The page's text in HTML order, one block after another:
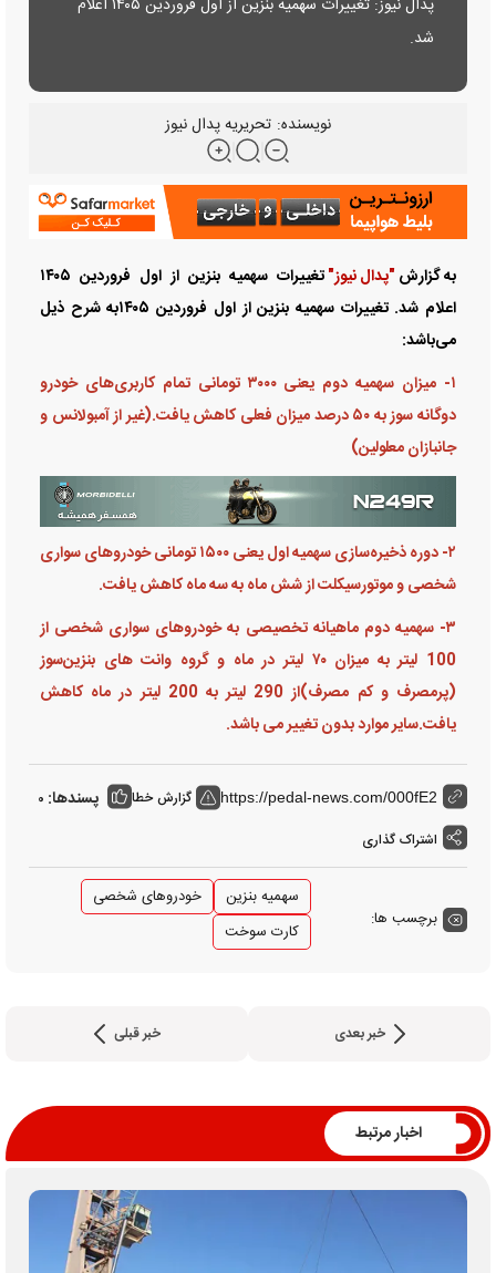
پدال نیوز: تغییرات سهمیه بنزین از اول فروردین ۱۴۰۵ اعلام
شد.
نویسنده: تحریریه پدال نیوز
به گزارش"پدال نیوز"
تغییرات سهمیه بنزین از اول فروردین ۱۴۰۵
اعلام شد. تغییرات سهمیه بنزین از اول فروردین ۱۴۰۵به شرح ذیل
می‌باشد:
۱- میزان سهمیه دوم یعنی ۳۰۰۰ تومانی تمام کاربری‌های خودرو
دوگانه سوز به ۵۰ درصد میزان فعلی کاهش یافت.(غیر از آمبولانس و
جانبازان معلولین)
۲- دوره ذخیره‌سازی سهمیه اول یعنی ۱۵۰۰ تومانی خودروهای سواری
شخصی و موتورسیکلت از شش ماه به سه ماه کاهش یافت.
۳- سهمیه دوم ماهیانه تخصیصی به خودروهای سواری شخصی از
100 لیتر به میزان ۷۰ لیتر در ماه و گروه وانت های بنزین‌سوز
(پرمصرف و کم مصرف)از 290 لیتر به 200 لیتر در ماه کاهش
یافت.سایر موارد بدون تغییر می باشد.
https://pedal-news.com/000fE2 گزارش خطا پسندها: 0
اشتراک گذاری
برچسب ها:
سهمیه بنزین
خودروهای شخصی
کارت سوخت
خبر بعدی خبر قبلی
اخبار مرتبط